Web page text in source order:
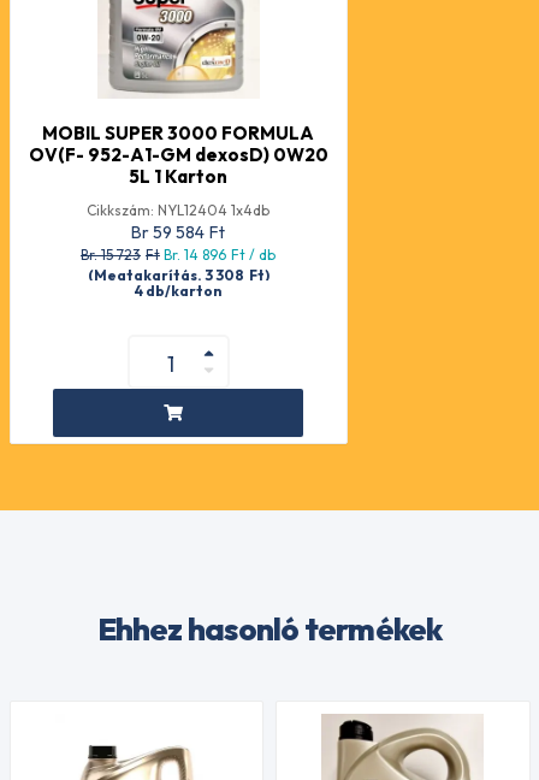
MOBIL SUPER 3000 FORMULA
OV(F- 952-A1-GM dexosD) 0W20
5L 1 Karton
Cikkszám: NYL12404 1x4db
Br 59 584 Ft
Br. 15 723 Ft Br. 14 896 Ft / db
(Megtakarítás. 3 308 Ft)
4 db/karton
Ehhez hasonló termékek